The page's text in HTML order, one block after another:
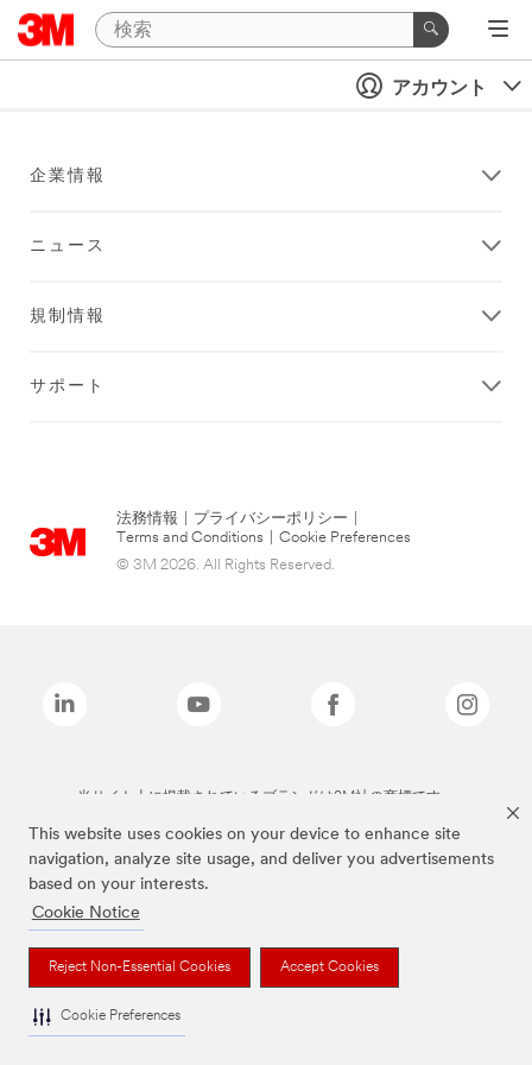
This website uses cookies on your device to enhance site
navigation, analyze site usage, and deliver you advertisements
based on your interests.
Cookie Notice
Reject Non-Essential Cookies Accept Cookies
Cookie Preferences
アカウント
企業情報
ニュース
規制情報
サポート
法務情報 プライバシーポリシー
Terms and Conditions
Cookie Preferences
© 3M 2026. All Rights Reserved.
当サイト上に掲載されているブランドは3M社の商標です。